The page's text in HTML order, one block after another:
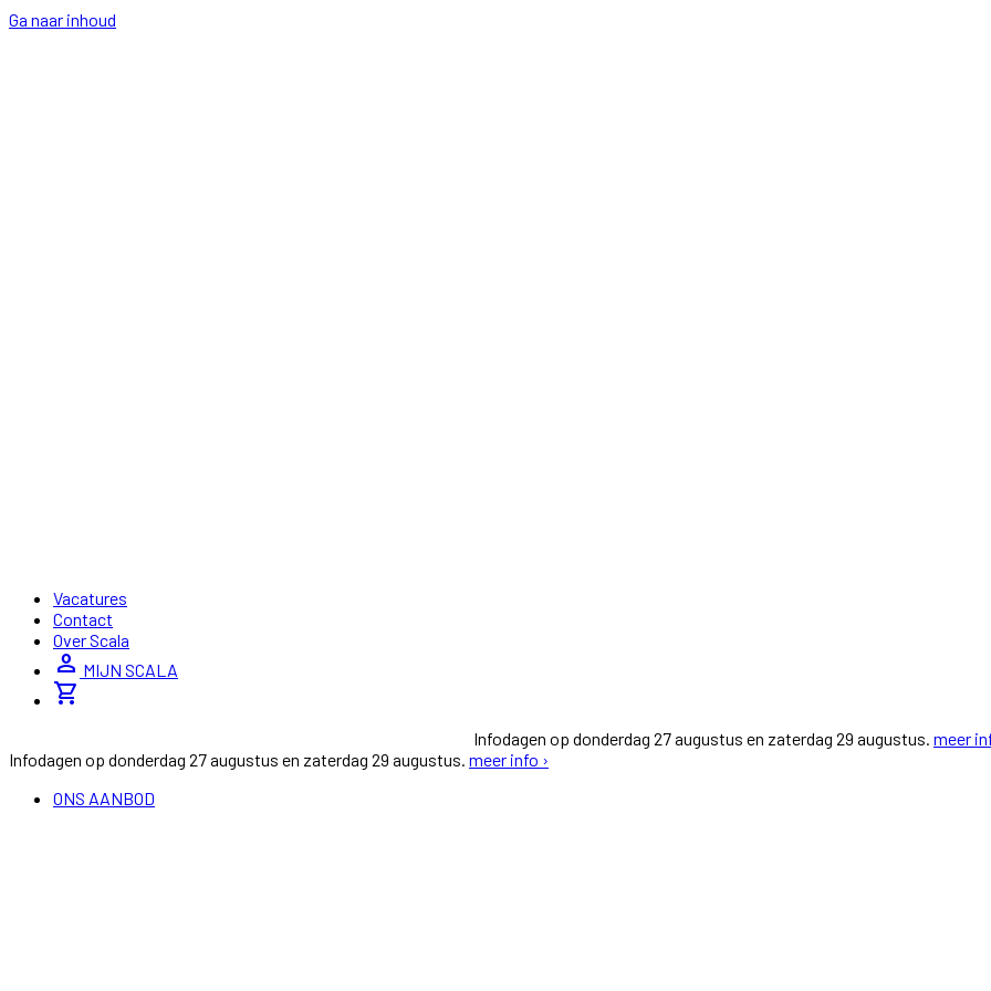
Ga naar inhoud
Vacatures
Contact
Over Scala
person MIJN SCALA
shopping_cart
Infodagen op donderdag 27 augustus en zaterdag 29 augustus. meer
Infodagen op donderdag 27 augustus en zaterdag 29 augustus. meer info ›
ONS AANBOD